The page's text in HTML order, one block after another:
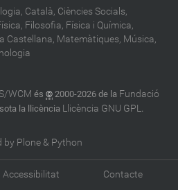
Català, Ciències Socials,
Filosofia, Física i Química,
Castellana, Matemàtiques, Música,
WCM és © 2000-2026 de la Fundació
la llicència Llicència GNU GPL.
by Plone & Python
Accessibilitat Contacte